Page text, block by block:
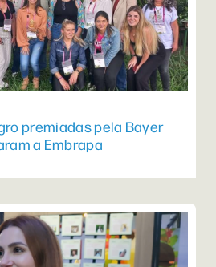
premiadas pela Bayer
a Embrapa